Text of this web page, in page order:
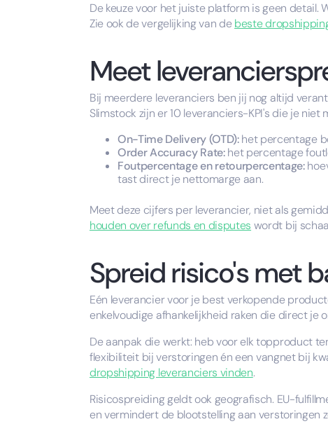
De keuze voor het juiste platform is geen
Zie ook de vergelijking van debeste
Meet
Bij meerdere leveranciers ben jij nog altijd
Slimstock zijn er 10 leveranciers-KPI's die je
On-Time Delivery (OTD):het percentage
Order Accuracy Rate:het percentage
Foutpercentage en retourpercentage:
tast direct je nettomarge aan.
Meet deze cijfers per leverancier, niet als
houden over refunds en disputes wordt bij
Spreid risico's met
Eén leverancier voor je best verkopende
enkelvoudige afhankelijkheid raken die direct je
De aanpak die werkt: heb voor elk topproduct
flexibiliteit bij verstoringen én een vangnet bij
dropshipping leveranciers vinden.
Risicospreiding geldt ook geografisch. EU-
en vermindert de blootstelling aan verstoringen